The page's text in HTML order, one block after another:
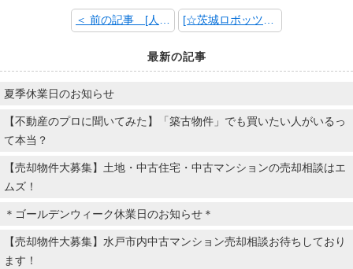
最新の記事
夏季休業日のお知らせ
【不動産のプロに聞いてみた】「築古物件」でも買いたい人がいるっ
て本当？
【売却物件大募集】土地・中古住宅・中古マンションの売却相談はエ
ムズ！
＊ゴールデンウィーク休業日のお知らせ＊
【売却物件大募集】水戸市内中古マンション売却相談お待ちしており
ます！